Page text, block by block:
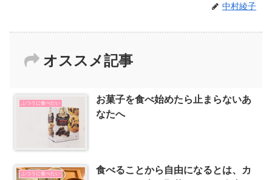
中村綾子
オススメ記事
ふつうに食べたい
お菓子を食べ始めたら止まらないあ
なたへ
ふつうに食べたい
食べることから自由になるとは、カ